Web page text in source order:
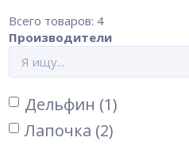
Всего товаров: 4
Производители
Дельфин (1)
Лапочка (2)